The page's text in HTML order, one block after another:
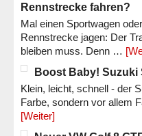
Rennstrecke fahren?
Mal einen Sportwagen
Rennstrecke jagen: Der
bleiben muss. Denn …
Boost Baby! Suzuki
Klein, leicht, schnell - der
Farbe, sondern vor allem
[Weiter]